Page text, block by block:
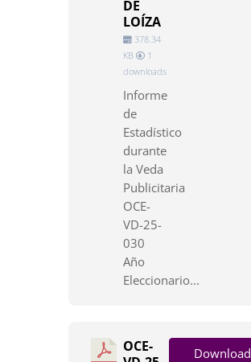
DE
LOÍZA
378.34
KB
1
downloads
Informe
de
Estadístico
durante
la Veda
Publicitaria
OCE-
VD-25-
030
Año
Eleccionario...
OCE-
Download